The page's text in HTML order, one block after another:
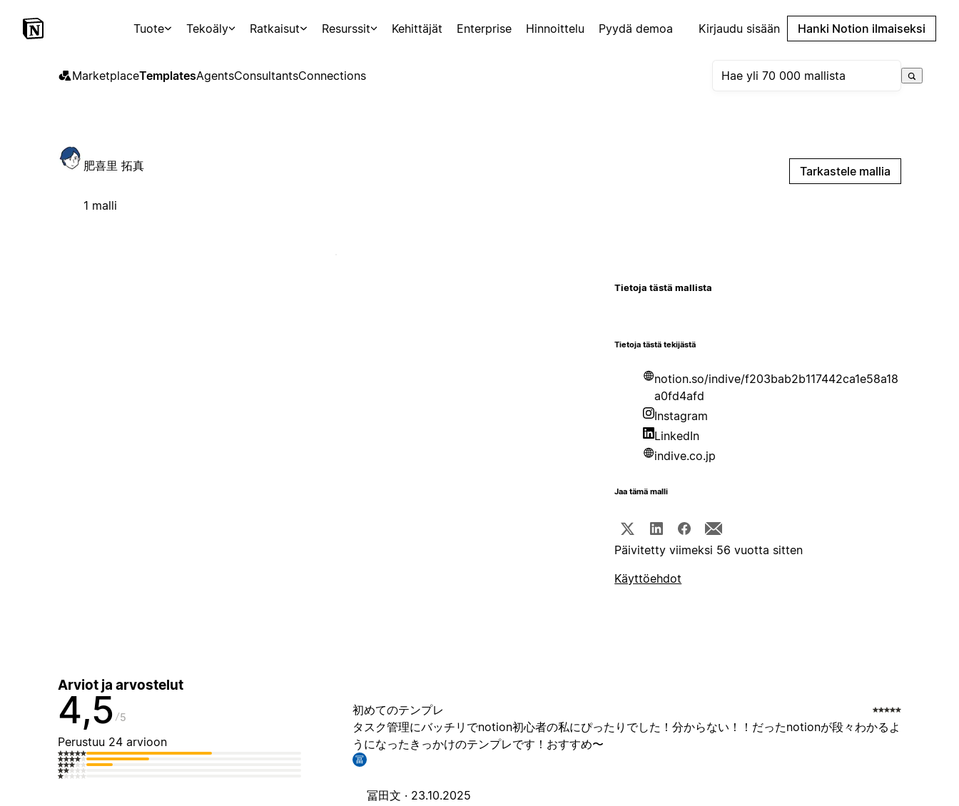
Tuote Tekoäly Ratkaisut Resurssit Kehittäjät Enterprise Hinnoittelu Pyydä demoa Kirjaudu sisään Hanki Notion ilmaiseksi
MarketplaceTemplatesAgentsConsultantsConnections
肥喜里 拓真
1 malli
Tarkastele mallia
Tietoja tästä mallista
Tietoja tästä tekijästä
notion.so/indive/f203bab2b117442ca1e58a18
a0fd4afd
Instagram
LinkedIn
indive.co.jp
Jaa tämä malli
Päivitetty viimeksi 56 vuotta sitten
Käyttöehdot
Arviot ja arvostelut
4,5 5
Perustuu 24 arvioon
初めてのテンプレ
タスク管理にバッチリでnotion初心者の私にぴったりでした！分からない！！だったnotionが段々わかるよ
うになったきっかけのテンプレです！おすすめ〜
冨
冨田文 · 23.10.2025